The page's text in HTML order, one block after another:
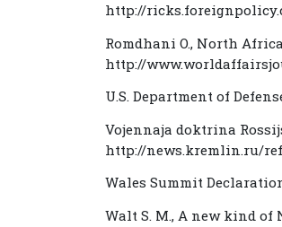
http://
Romdhani O., North
http://
U.S. Department of
Vojennaja doktrina
http://news.kremlin.ru/
Wales Summit
Walt S. M., A new kind of